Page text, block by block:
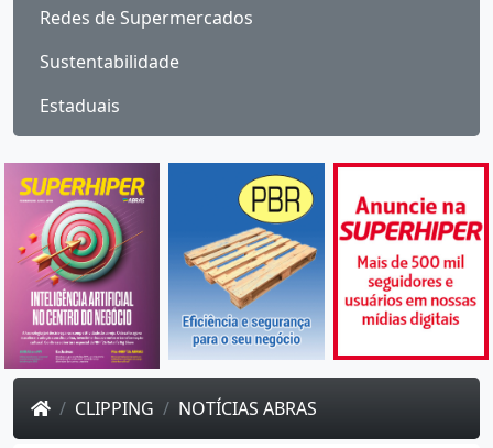
Redes de Supermercados
Sustentabilidade
Estaduais
CLIPPING NOTÍCIAS ABRAS